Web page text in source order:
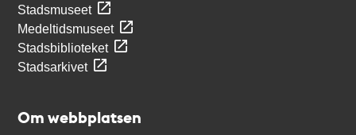
Stadsmuseet
Medeltidsmuseet
Stadsbiblioteket
Stadsarkivet
Om webbplatsen